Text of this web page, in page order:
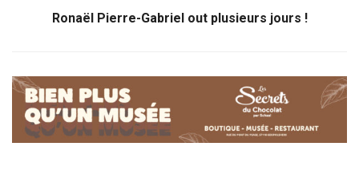
Ronaël Pierre-Gabriel out plusieurs jours !